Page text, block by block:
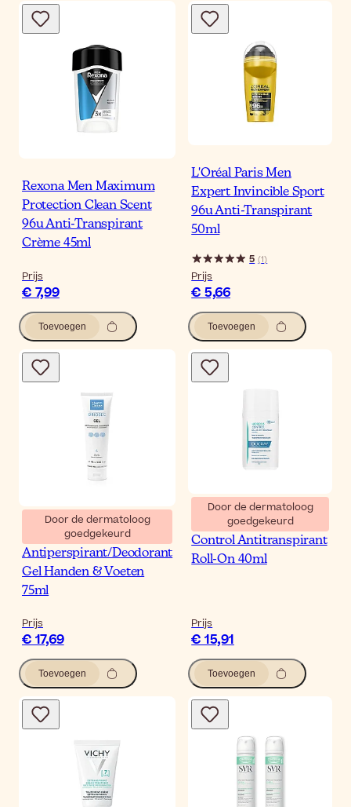
Rexona Men Maximum
Protection Clean Scent
96u Anti-Transpirant
Crème 45ml
Prijs
€ 7,99
Toevoegen
L'Oréal Paris Men
Expert Invincible Sport
96u Anti-Transpirant
50ml
5 (1)
Prijs
€ 5,66
Toevoegen
Door de dermatoloog
goedgekeurd
Martiderm Driosec
Antiperspirant/Deodorant
Gel Handen & Voeten
75ml
Prijs
€ 17,69
Toevoegen
Door de dermatoloog
goedgekeurd
Ducray Hidrosis
Control Antitranspirant
Roll-On 40ml
Prijs
€ 15,91
Toevoegen